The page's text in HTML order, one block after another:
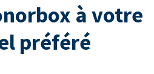
à votre
préféré